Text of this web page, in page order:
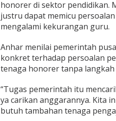
a
r
M
i
t
a
P
e
e
r
i
honorer di sektor pendidikan.
justru dapat memicu
mengalami kekurangan guru.
Anhar menilai pemerintah
konkret terhadap persoalan
tenaga honorer tanpa
“Tugas pemerintah itu
ya carikan anggarannya. Kita
butuh tambahan tenaga